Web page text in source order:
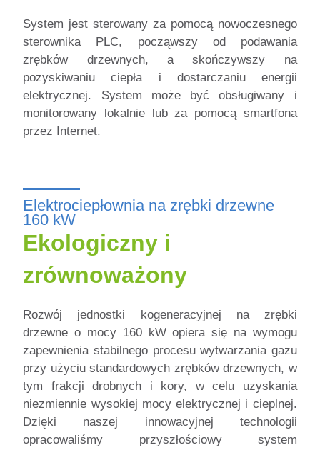
System jest sterowany za pomocą nowoczesnego
sterownika PLC, począwszy od podawania
zrębków drzewnych, a skończywszy na
pozyskiwaniu ciepła i dostarczaniu energii
elektrycznej. System może być obsługiwany i
monitorowany lokalnie lub za pomocą smartfona
przez Internet.
Elektrociepłownia na zrębki drzewne
160 kW
Ekologiczny i
zrównoważony
Rozwój jednostki kogeneracyjnej na zrębki
drzewne o mocy 160 kW opiera się na wymogu
zapewnienia stabilnego procesu wytwarzania gazu
przy użyciu standardowych zrębków drzewnych, w
tym frakcji drobnych i kory, w celu uzyskania
niezmiennie wysokiej mocy elektrycznej i cieplnej.
Dzięki naszej innowacyjnej technologii
opracowaliśmy przyszłościowy system